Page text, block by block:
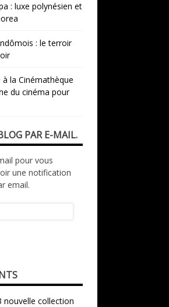
: luxe polynésien et
: le terroir
la Cinémathèque
du cinéma pour
PAR E-MAIL.
pour vous
une notification
email.
nouvelle collection